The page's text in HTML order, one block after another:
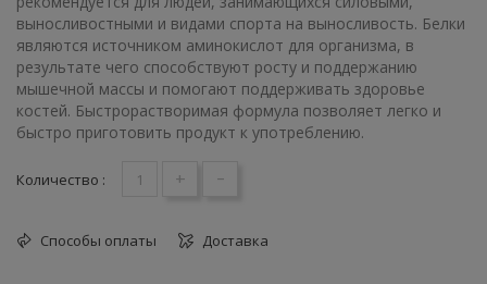
выносливостными и видами спорта на выносливость. Белки
являются источником аминокислот для организма, в
результате чего способствуют росту и поддержанию
мышечной массы и помогают поддерживать здоровье
костей. Быстрорастворимая формула позволяет легко и
быстро приготовить продукт к употреблению.
Количество : + -
Способы оплаты Доставка